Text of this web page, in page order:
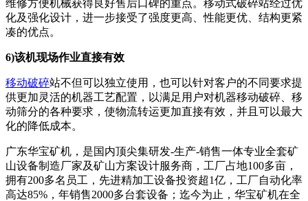
维修方便机械获得良好售后口碑的重点。移动式破碎站经过优
化及强化设计，进一步接受了强度更高、性能更优、结构更紧
凑的优点。
6)该机现场作业直接有效
移动破碎站不但可以独立使用，也可以针对客户的不同要求提
供更加灵活的机器工艺配置，以满足用户对机器移动破碎、移
动筛分的各种要求，使物流转运更加直接有效，并且可以最大
化的降低成本。
广东华宝矿机，是国内顶尖集研发-生产-销售一体专业全套矿
山设备制造厂家及矿山方案设计服务商，工厂占地100多亩，
拥有200多名员工，先进精加工设备投资超1亿，工厂自动化率
高达85%，年销售2000多台套设备；迄今为止，华宝矿机在全